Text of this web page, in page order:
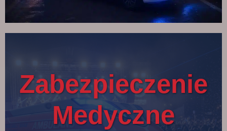
Zabezpieczenie
Medyczne